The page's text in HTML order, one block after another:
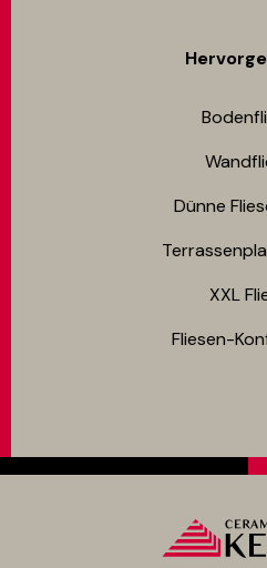
Dünne
XXL
Fliesen-